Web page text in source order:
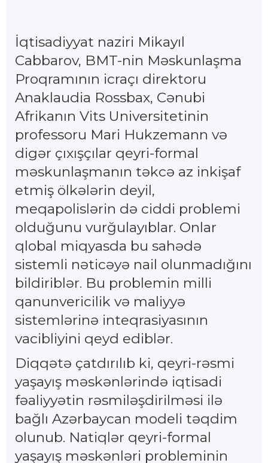
İqtisadiyyat naziri Mikayıl
Cabbarov, BMT-nin Məskunlaşma
Proqramının icraçı direktoru
Anaklaudia Rossbax, Cənubi
Afrikanın Vits Universitetinin
professoru Mari Hukzemann və
digər çıxışçılar qeyri-formal
məskunlaşmanın təkcə az inkişaf
etmiş ölkələrin deyil,
meqapolislərin də ciddi problemi
olduğunu vurğulayıblar. Onlar
qlobal miqyasda bu sahədə
sistemli nəticəyə nail olunmadığını
bildiriblər. Bu problemin milli
qanunvericilik və maliyyə
sistemlərinə inteqrasiyasının
vacibliyini qeyd ediblər.
Diqqətə çatdırılıb ki, qeyri-rəsmi
yaşayış məskənlərində iqtisadi
fəaliyyətin rəsmiləşdirilməsi ilə
bağlı Azərbaycan modeli təqdim
olunub. Natiqlər qeyri-formal
yaşayış məskənləri probleminin